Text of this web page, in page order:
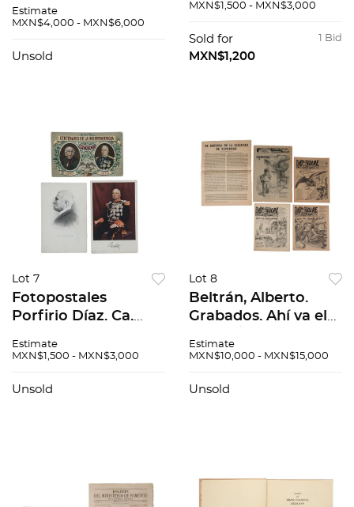
ca. 1930. Fotografías,
Estimate
MXN$4,000 - MXN$6,000
Unsold
MXN$1,500 - MXN$3,000
1 Bid
Sold for
MXN$1,200
Lot 7
Fotopostales
Porfirio Díaz. Ca.
Conmemoración
independencia de
Estimate
MXN$1,500 - MXN$3,000
Unsold
Lot 8
Beltrán, Alberto.
Grabados. Ahí va el
Emplumado. Pzs 4
Estimate
MXN$10,000 - MXN$15,000
Unsold